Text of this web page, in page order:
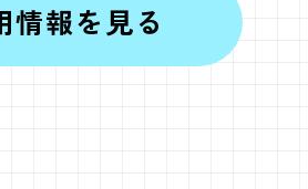
情報を見る